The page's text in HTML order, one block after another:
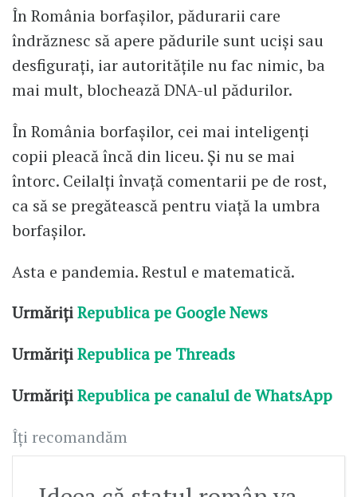
În România borfașilor, pădurarii care
îndrăznesc să apere pădurile sunt uciși sau
desfigurați, iar autoritățile nu fac nimic, ba
mai mult, blochează DNA-ul pădurilor.
În România borfașilor, cei mai inteligenți
copii pleacă încă din liceu. Și nu se mai
întorc. Ceilalți învață comentarii pe de rost,
ca să se pregătească pentru viață la umbra
borfașilor.
Asta e pandemia. Restul e matematică.
UrmărițiRepublica pe Google News
UrmărițiRepublica pe Threads
UrmărițiRepublica pe canalul de WhatsApp
Îți recomandăm